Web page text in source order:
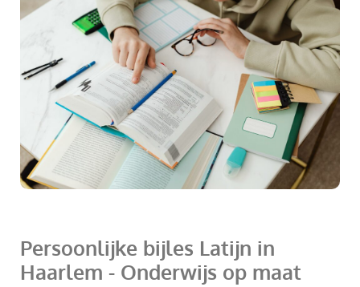
Persoonlijke bijles Latijn in
Haarlem - Onderwijs op maat